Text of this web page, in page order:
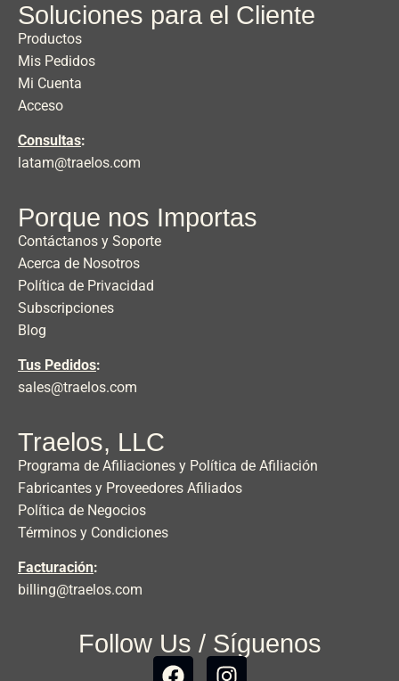
Soluciones para el Cliente
Productos
Mis Pedidos
Mi Cuenta
Acceso
Consultas:
latam@traelos.com
Porque nos Importas
Contáctanos y Soporte
Acerca de Nosotros
Política de Privacidad
Subscripciones
Blog
Tus Pedidos:
sales@traelos.com
Traelos, LLC
Programa de Afiliaciones y Política de Afiliación
Fabricantes y Proveedores Afiliados
Política de Negocios
Términos y Condiciones
Facturación:
billing@traelos.com
Follow Us / Síguenos